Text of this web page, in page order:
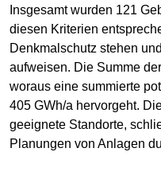
Insgesamt wurden 121
diesen Kriterien
Denkmalschutz stehen
aufweisen. Die Summe
woraus eine summierte
405 GWh/a hervorgeht.
geeignete Standorte,
Planungen von Anlagen